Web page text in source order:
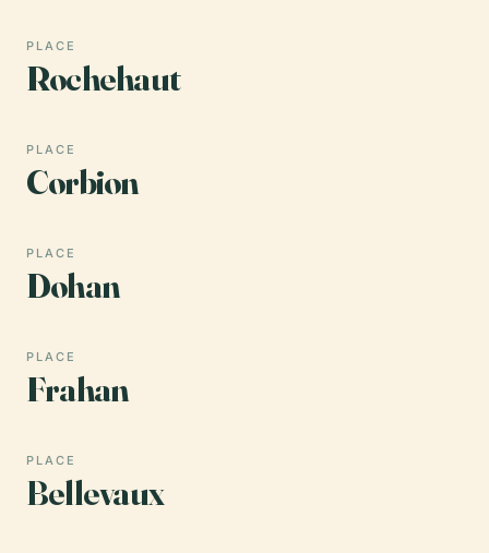
PLACE
Rochehaut
PLACE
Corbion
PLACE
Dohan
PLACE
Frahan
PLACE
Bellevaux